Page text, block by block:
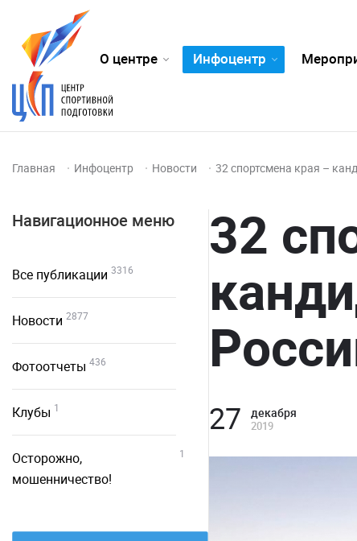
О центре Инфоцентр
Главная Инфоцентр Новости 32 спортсмена края –
Навигационное меню
Все публикации 3316
Новости 2877
Фотоотчеты 436
Клубы 1
Осторожно,
мошенничество!
1
32
27 декабря
2019